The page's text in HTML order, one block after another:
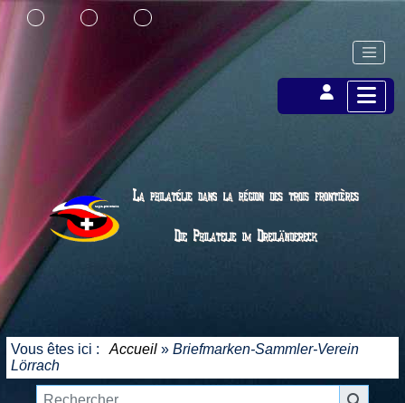
Vous êtes ici : Accueil » Briefmarken-Sammler-Verein
Lörrach